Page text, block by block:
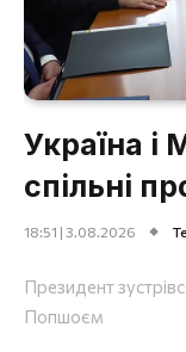
Україна і
спільні
18:51 | 3.08.2026
Президент
Попшоєм